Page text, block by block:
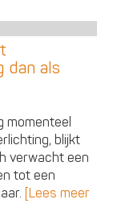
dan als
momenteel
blijkt
verwacht een
tot een
[Lees meer